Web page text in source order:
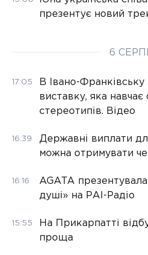
презентує новий
6
17:05
В Івано-
виставку, яка навчає
стереотипів. Відео
16:39
Державні виплати
можна отримувати
16:16
AGATA
душі» на РАІ-Радіо
15:55
На Прикарпатті
проща